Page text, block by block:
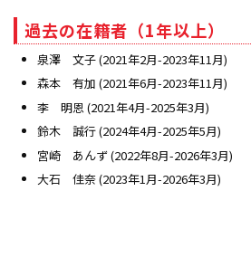
過去の在籍者（1年以上）
泉澤 文子 (2021年2月-2023年11月)
森本 有加 (2021年6月-2023年11月)
李 明恩 (2021年4月-2025年3月)
鈴木 誠行 (2024年4月-2025年5月)
宮崎 あんず (2022年8月-2026年3月)
大石 佳奈 (2023年1月-2026年3月)